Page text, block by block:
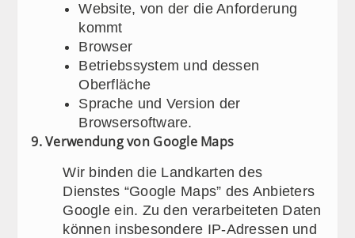
Website, von der die Anforderung
kommt
Browser
Betriebssystem und dessen
Oberfläche
Sprache und Version der
Browsersoftware.
9. Verwendung von Google Maps
Wir binden die Landkarten des
Dienstes “Google Maps” des Anbieters
Google ein. Zu den verarbeiteten Daten
können insbesondere IP-Adressen und